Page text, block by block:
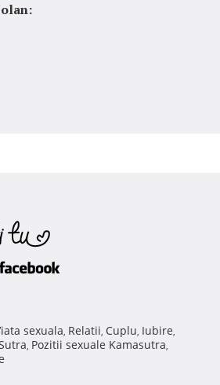
sexuala, Relatii, Cuplu, Iubire,
, Pozitii sexuale Kamasutra,